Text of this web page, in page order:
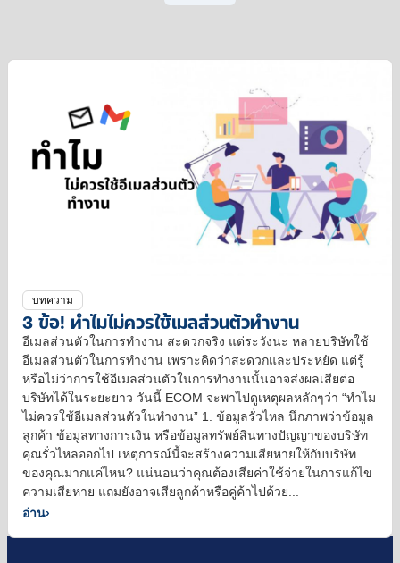
บทความ
3 ข้อ! ทำไมไม่ควรใช้เมลส่วนตัวทำงาน
อีเมลส่วนตัวในการทำงาน สะดวกจริง แต่ระวังนะ หลายบริษัทใช้
อีเมลส่วนตัวในการทำงาน เพราะคิดว่าสะดวกและประหยัด แต่รู้
หรือไม่ว่าการใช้อีเมลส่วนตัวในการทำงานนั้นอาจส่งผลเสียต่อ
บริษัทได้ในระยะยาว วันนี้ ECOM จะพาไปดูเหตุผลหลักๆว่า “ทำไม
ไม่ควรใช้อีเมลส่วนตัวในทำงาน” 1. ข้อมูลรั่วไหล นึกภาพว่าข้อมูล
ลูกค้า ข้อมูลทางการเงิน หรือข้อมูลทรัพย์สินทางปัญญาของบริษัท
คุณรั่วไหลออกไป เหตุการณ์นี้จะสร้างความเสียหายให้กับบริษัท
ของคุณมากแค่ไหน? แน่นอนว่าคุณต้องเสียค่าใช้จ่ายในการแก้ไข
ความเสียหาย แถมยังอาจเสียลูกค้าหรือคู่ค้าไปด้วย...
อ่าน›